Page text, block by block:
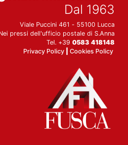
Dal 1963
Viale Puccini 461 - 55100 Lucca
pressi dell'ufficio postale di S.Anna
Tel. +390583 418148
Privacy Policy |Cookies Policy